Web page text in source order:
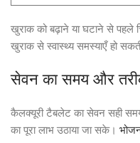
खुराक को बढ़ाने या घटाने से पहले
खुराक से स्वास्थ्य समस्याएँ हो
सेवन का समय और
कैलक्यूरी टैबलेट का सेवन सही
का पूरा लाभ उठाया जा सके।